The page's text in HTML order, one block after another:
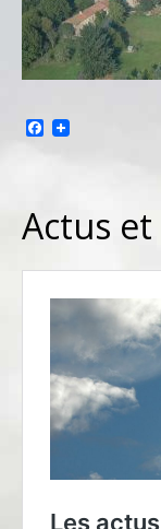
Facebook
Actus